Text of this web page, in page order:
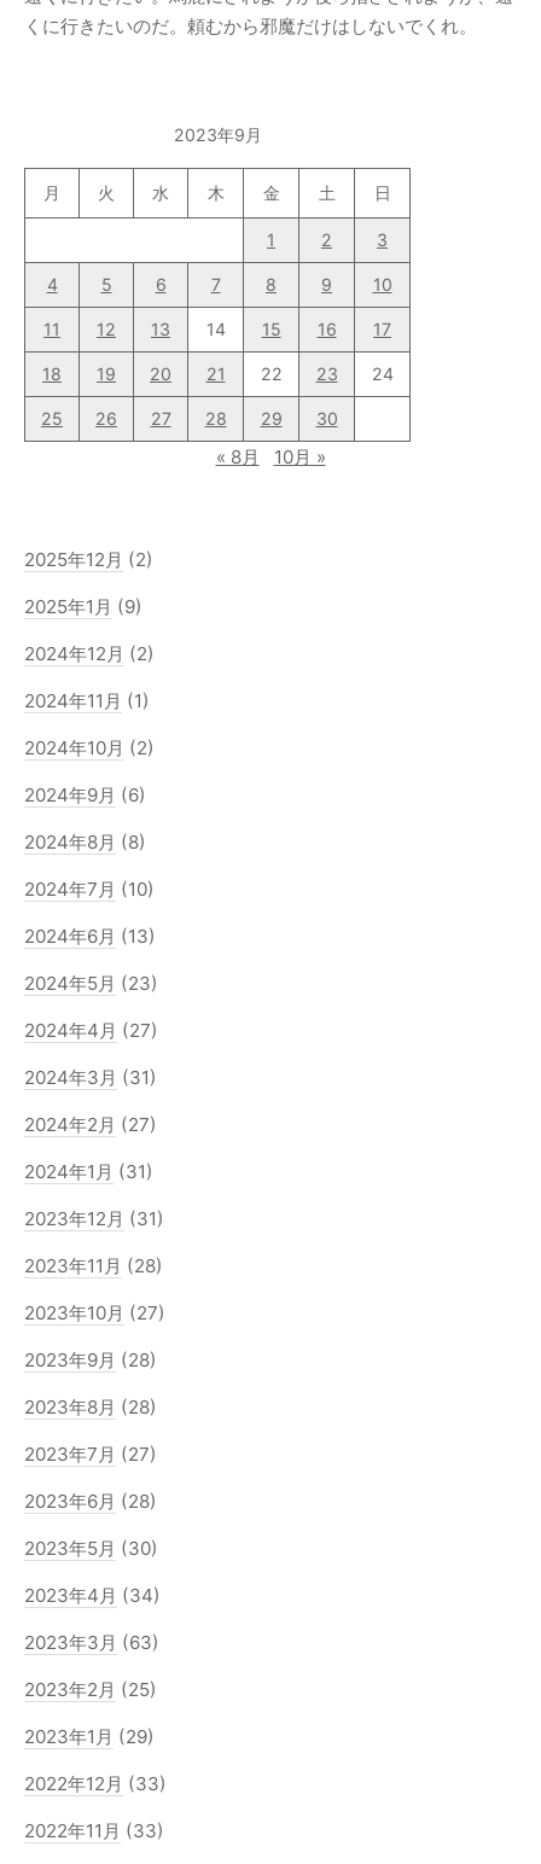
くに行きたいのだ。頼むから邪魔だけはしないでくれ。
2023年9月
月 火 水 木 金 土 日
1 2 3
4 5 6 7 8 9 10
11 12 13 14 15 16 17
18 19 20 21 22 23 24
25 26 27 28 29 30
« 8月 10月 »
2025年12月 (2)
2025年1月 (9)
2024年12月 (2)
2024年11月 (1)
2024年10月 (2)
2024年9月 (6)
2024年8月 (8)
2024年7月 (10)
2024年6月 (13)
2024年5月 (23)
2024年4月 (27)
2024年3月 (31)
2024年2月 (27)
2024年1月 (31)
2023年12月 (31)
2023年11月 (28)
2023年10月 (27)
2023年9月 (28)
2023年8月 (28)
2023年7月 (27)
2023年6月 (28)
2023年5月 (30)
2023年4月 (34)
2023年3月 (63)
2023年2月 (25)
2023年1月 (29)
2022年12月 (33)
2022年11月 (33)